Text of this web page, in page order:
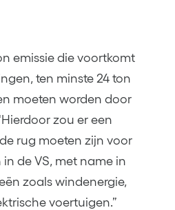
emissie die voortkomt
ten minste 24 ton
moeten worden door
zou er een
rug moeten zijn voor
de VS, met name in
zoals windenergie,
voertuigen.”